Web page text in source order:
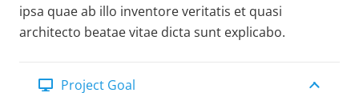
ipsa quae ab illo inventore veritatis et quasi
architecto beatae vitae dicta sunt explicabo.
Project Goal